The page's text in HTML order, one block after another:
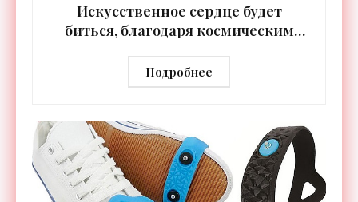
Искусственное сердце будет
биться, благодаря космическим
Подробнее